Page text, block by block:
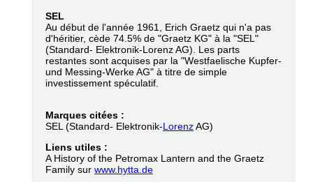
SEL
Au début de l'année 1961, Erich Graetz qui n'a pas
d'héritier, cède 74.5% de "Graetz KG" à la "SEL"
(Standard- Elektronik-Lorenz AG). Les parts
restantes sont acquises par la "Westfaelische Kupfer-
und Messing-Werke AG" à titre de simple
investissement spéculatif.
Marques citées :
SEL (Standard- Elektronik-LorenzAG)
Liens utiles :
A History of the Petromax Lantern and the Graetz
Family sur www.hytta.de